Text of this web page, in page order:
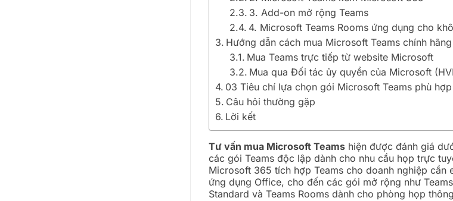
3. Add-on mở rộng Teams
4. Microsoft Teams Rooms ứng dụng cho
Hướng dẫn cách mua Microsoft Teams chính
Mua Teams trực tiếp từ website Microsoft
Mua qua Đối tác ủy quyền của Microsoft
03 Tiêu chí lựa chọn gói Microsoft Teams phù
Câu hỏi thường gặp
Lời kết
Tư vấn mua Microsoft Teams hiện được đánh giá
các gói Teams độc lập dành cho nhu cầu họp trực
Microsoft 365 tích hợp Teams cho doanh nghiệp cần
ứng dụng Office, cho đến các gói mở rộng như
Standard và Teams Rooms dành cho phòng họp